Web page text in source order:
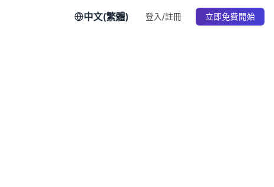
中文(繁體) 登入/註冊 立即免費開始